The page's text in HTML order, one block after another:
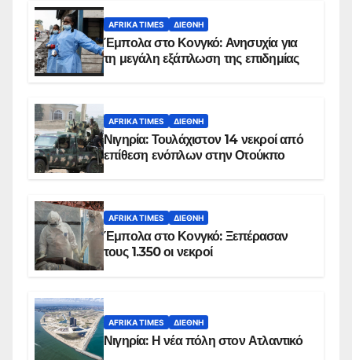
AFRIKA TIMES ΔΙΕΘΝΉ
Έμπολα στο Κονγκό: Ανησυχία για
τη μεγάλη εξάπλωση της επιδημίας
AFRIKA TIMES ΔΙΕΘΝΉ
Νιγηρία: Τουλάχιστον 14 νεκροί από
επίθεση ενόπλων στην Οτούκπο
AFRIKA TIMES ΔΙΕΘΝΉ
Έμπολα στο Κονγκό: Ξεπέρασαν
τους 1.350 οι νεκροί
AFRIKA TIMES ΔΙΕΘΝΉ
Νιγηρία: Η νέα πόλη στον Ατλαντικό